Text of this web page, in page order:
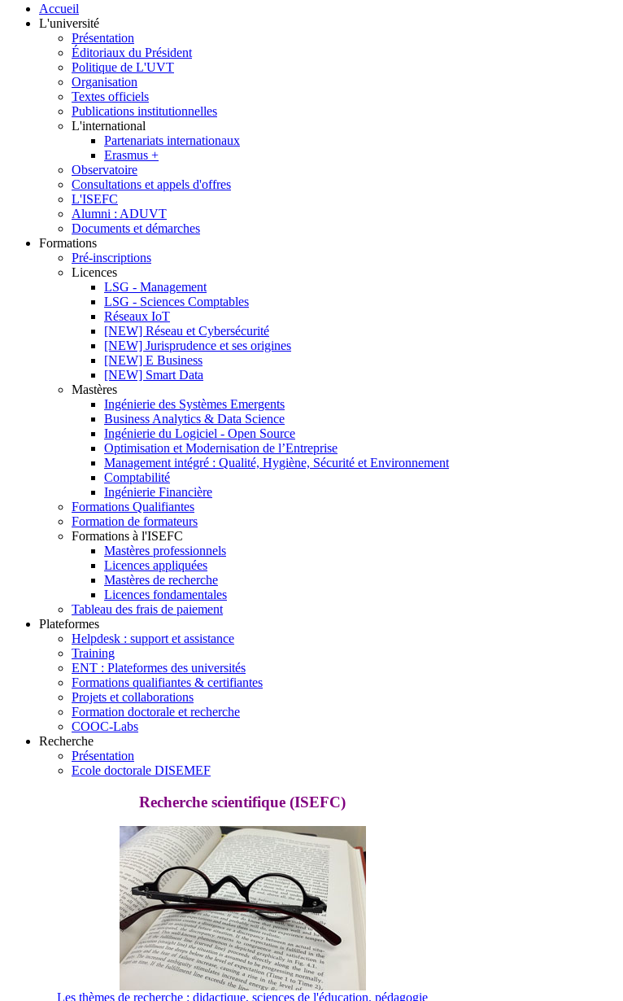
Accueil
L'université
Présentation
Éditoriaux du Président
Politique de L'UVT
Organisation
Textes officiels
Publications institutionnelles
L'international
Partenariats internationaux
Erasmus +
Observatoire
Consultations et appels d'offres
L'ISEFC
Alumni : ADUVT
Documents et démarches
Formations
Pré-inscriptions
Licences
LSG - Management
LSG - Sciences Comptables
Réseaux IoT
[NEW] Réseau et Cybersécurité
[NEW] Jurisprudence et ses origines
[NEW] E Business
[NEW] Smart Data
Mastères
Ingénierie des Systèmes Emergents
Business Analytics & Data Science
Ingénierie du Logiciel - Open Source
Optimisation et Modernisation de l’Entreprise
Management intégré : Qualité, Hygiène, Sécurité et Environnement
Comptabilité
Ingénierie Financière
Formations Qualifiantes
Formation de formateurs
Formations à l'ISEFC
Mastères professionnels
Licences appliquées
Mastères de recherche
Licences fondamentales
Tableau des frais de paiement
Plateformes
Helpdesk : support et assistance
Training
ENT : Plateformes des universités
Formations qualifiantes & certifiantes
Projets et collaborations
Formation doctorale et recherche
COOC-Labs
Recherche
Présentation
Ecole doctorale DISEMEF
Recherche scientifique (ISEFC)
Les thèmes de recherche : didactique, sciences de l'éducation, pédagogie